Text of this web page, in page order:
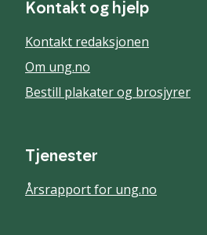
Kontakt og hjelp
Kontakt redaksjonen
Om ung.no
Bestill plakater og brosjyrer
Tjenester
Årsrapport for ung.no